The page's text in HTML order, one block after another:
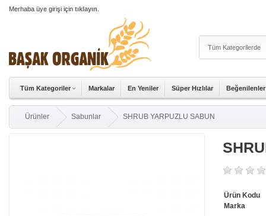
Merhaba üye girişi için tıklayın
Tüm Kategoriler Markalar En Yeniler Süper Hızlılar Beğenilenler
Ürünler Sabunlar SHRUB YARPUZLU SABUN
Ürün Kodu
Marka